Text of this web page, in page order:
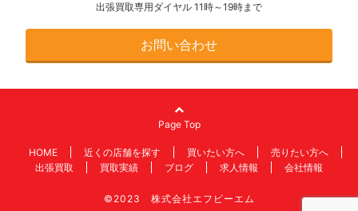
出張買取専用ダイヤル 11時～19時まで
お問い合わせ
Page Top
HOME 近くの店舗を探す 買いたい方へ
売りたい方へ
出張買取
買取実績 ブログ 求人情報 会社情報
©2023 株式会社エフビーエム